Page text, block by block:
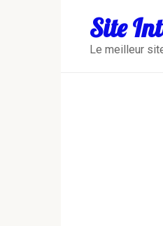
Site
Le meilleur